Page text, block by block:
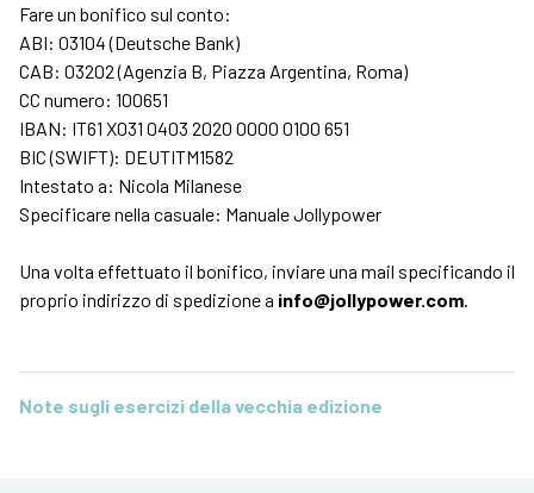
Fare un bonifico sul conto:
ABI: 03104 (Deutsche Bank)
CAB: 03202 (Agenzia B, Piazza Argentina, Roma)
CC numero: 100651
IBAN: IT61 X031 0403 2020 0000 0100 651
BIC (SWIFT): DEUTITM1582
Intestato a: Nicola Milanese
Specificare nella casuale: Manuale Jollypower
Una volta effettuato il bonifico, inviare una mail specificando il
proprio indirizzo di spedizione a info@jollypower.com
Note sugli esercizi della vecchia edizione